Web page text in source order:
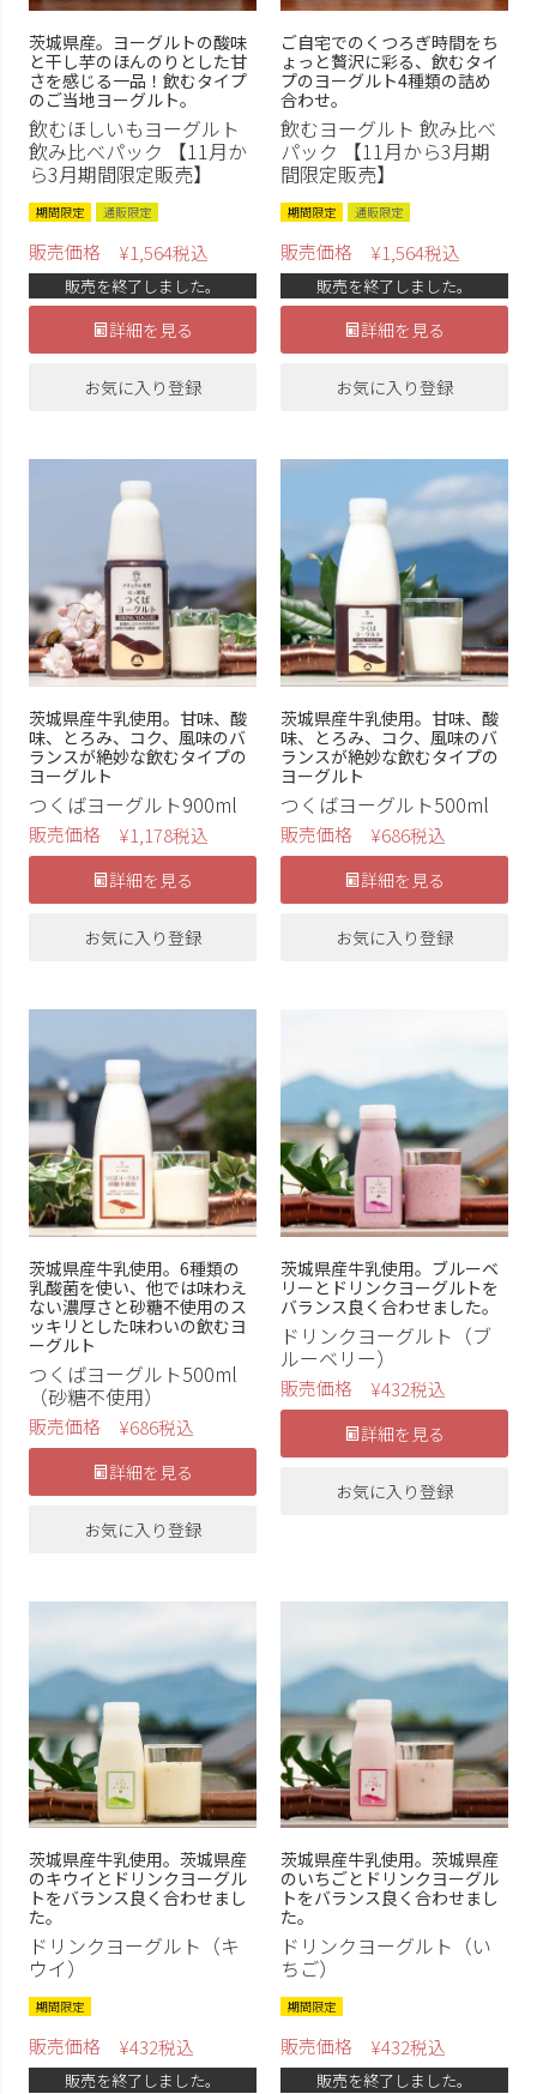
茨城県産。ヨーグルトの酸味
と干し芋のほんのりとした甘
さを感じる一品！飲むタイプ
のご当地ヨーグルト。
飲むほしいもヨーグルト
飲み比べパック 【11月か
ら3月期間限定販売】
期間限定 通販限定
販売価格 ¥1,564税込
販売を終了しました。
詳細を見る
お気に入り登録
ご自宅でのくつろぎ時間をち
ょっと贅沢に彩る、飲むタイ
プのヨーグルト4種類の詰め
合わせ。
飲むヨーグルト 飲み比べ
パック 【11月から3月期
間限定販売】
期間限定 通販限定
販売価格 ¥1,564税込
販売を終了しました。
詳細を見る
お気に入り登録
茨城県産牛乳使用。甘味、酸
味、とろみ、コク、風味のバ
ランスが絶妙な飲むタイプの
ヨーグルト
つくばヨーグルト900ml
販売価格 ¥1,178税込
詳細を見る
お気に入り登録
茨城県産牛乳使用。甘味、酸
味、とろみ、コク、風味のバ
ランスが絶妙な飲むタイプの
ヨーグルト
つくばヨーグルト500ml
販売価格 ¥686税込
詳細を見る
お気に入り登録
茨城県産牛乳使用。6種類の
乳酸菌を使い、他では味わえ
ない濃厚さと砂糖不使用のス
ッキリとした味わいの飲むヨ
ーグルト
つくばヨーグルト500ml
（砂糖不使用）
販売価格 ¥686税込
詳細を見る
お気に入り登録
茨城県産牛乳使用。ブルーベ
リーとドリンクヨーグルトを
バランス良く合わせました。
ドリンクヨーグルト（ブ
ルーベリー）
販売価格 ¥432税込
詳細を見る
お気に入り登録
茨城県産牛乳使用。茨城県産
のキウイとドリンクヨーグル
トをバランス良く合わせまし
た。
ドリンクヨーグルト（キ
ウイ）
期間限定
販売価格 ¥432税込
販売を終了しました。
茨城県産牛乳使用。茨城県産
のいちごとドリンクヨーグル
トをバランス良く合わせまし
た。
ドリンクヨーグルト（い
ちご）
期間限定
販売価格 ¥432税込
販売を終了しました。